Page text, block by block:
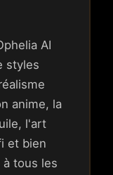
AI
styles
anime, la
l'art
et bien
tous les